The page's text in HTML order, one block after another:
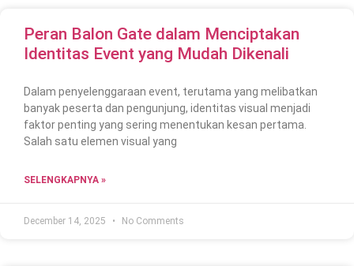
Peran Balon Gate dalam Menciptakan
Identitas Event yang Mudah Dikenali
Dalam penyelenggaraan event, terutama yang melibatkan
banyak peserta dan pengunjung, identitas visual menjadi
faktor penting yang sering menentukan kesan pertama.
Salah satu elemen visual yang
SELENGKAPNYA »
December 14, 2025 No Comments